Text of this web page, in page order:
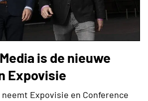
is de nieuwe
Expovisie
Expovisie en Conference